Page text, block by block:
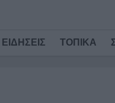
ΕΙΔΗΣΕΙΣ ΤΟΠΙΚΑ